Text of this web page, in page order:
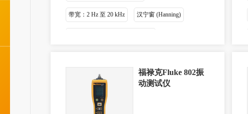
带宽：2 Hz 至 20 kHz 汉宁窗 (Hanning)
福禄克Fluke 802振
动测试仪